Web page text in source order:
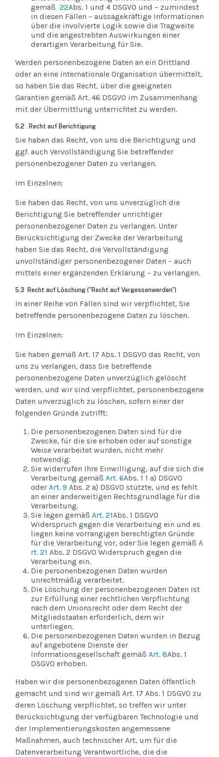
gemäß 22Abs. 1 und 4 DSGVO und – zumindest
in diesen Fällen – aussagekräftige Informationen
über die involvierte Logik sowie die Tragweite
und die angestrebten Auswirkungen einer
derartigen Verarbeitung für Sie.
Werden personenbezogene Daten an ein Drittland
oder an eine internationale Organisation übermittelt,
so haben Sie das Recht, über die geeigneten
Garantien gemäß Art. 46 DSGVO im Zusammenhang
mit der Übermittlung unterrichtet zu werden.
5.2 Recht auf Berichtigung
Sie haben das Recht, von uns die Berichtigung und
ggf. auch Vervollständigung Sie betreffender
personenbezogener Daten zu verlangen.
Im Einzelnen:
Sie haben das Recht, von uns unverzüglich die
Berichtigung Sie betreffender unrichtiger
personenbezogener Daten zu verlangen. Unter
Berücksichtigung der Zwecke der Verarbeitung
haben Sie das Recht, die Vervollständigung
unvollständiger personenbezogener Daten – auch
mittels einer ergänzenden Erklärung – zu verlangen.
5.3 Recht auf Löschung ("Recht auf Vergessenwerden")
In einer Reihe von Fällen sind wir verpflichtet, Sie
betreffende personenbezogene Daten zu löschen.
Im Einzelnen:
Sie haben gemäß Art. 17 Abs. 1 DSGVO das Recht, von
uns zu verlangen, dass Sie betreffende
personenbezogene Daten unverzüglich gelöscht
werden, und wir sind verpflichtet, personenbezogene
Daten unverzüglich zu löschen, sofern einer der
folgenden Gründe zutrifft:
Die personenbezogenen Daten sind für die
Zwecke, für die sie erhoben oder auf sonstige
Weise verarbeitet wurden, nicht mehr
notwendig.
Sie widerrufen Ihre Einwilligung, auf die sich die
Verarbeitung gemäß Art. 6Abs. 1 1 a) DSGVO
oder Art. 9 Abs. 2 a) DSGVO stützte, und es fehlt
an einer anderweitigen Rechtsgrundlage für die
Verarbeitung.
Sie legen gemäß Art. 21Abs. 1 DSGVO
Widerspruch gegen die Verarbeitung ein und es
liegen keine vorrangigen berechtigten Gründe
für die Verarbeitung vor, oder Sie legen gemäß A
rt. 21 Abs. 2 DSGVO Widerspruch gegen die
Verarbeitung ein.
Die personenbezogenen Daten wurden
unrechtmäßig verarbeitet.
Die Löschung der personenbezogenen Daten ist
zur Erfüllung einer rechtlichen Verpflichtung
nach dem Unionsrecht oder dem Recht der
Mitgliedstaaten erforderlich, dem wir
unterliegen.
Die personenbezogenen Daten wurden in Bezug
auf angebotene Dienste der
Informationsgesellschaft gemäß Art. 8Abs. 1
DSGVO erhoben.
Haben wir die personenbezogenen Daten öffentlich
gemacht und sind wir gemäß Art. 17 Abs. 1 DSGVO zu
deren Löschung verpflichtet, so treffen wir unter
Berücksichtigung der verfügbaren Technologie und
der Implementierungskosten angemessene
Maßnahmen, auch technischer Art, um für die
Datenverarbeitung Verantwortliche, die die